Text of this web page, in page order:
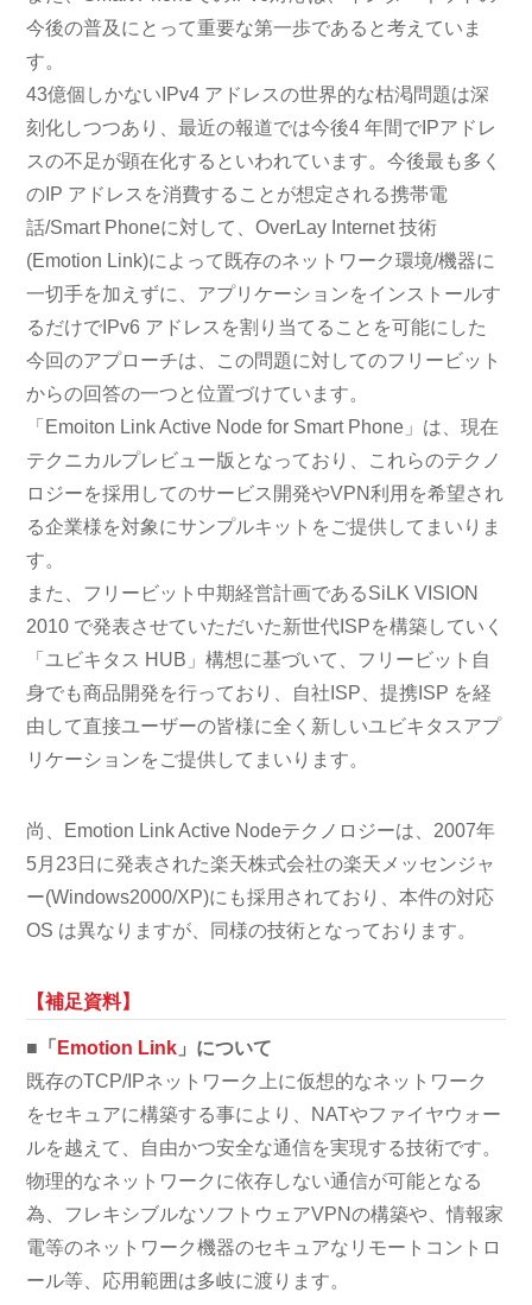
今後の普及にとって重要な第一歩であると考えていま
す。
43億個しかないIPv4 アドレスの世界的な枯渇問題は深
刻化しつつあり、最近の報道では今後4 年間でIPアドレ
スの不足が顕在化するといわれています。今後最も多く
のIP アドレスを消費することが想定される携帯電
話/Smart Phoneに対して、OverLay Internet 技術
(Emotion Link)によって既存のネットワーク環境/機器に
一切手を加えずに、アプリケーションをインストールす
るだけでIPv6 アドレスを割り当てることを可能にした
今回のアプローチは、この問題に対してのフリービット
からの回答の一つと位置づけています。
「Emoiton Link Active Node for Smart Phone」は、現在
テクニカルプレビュー版となっており、これらのテクノ
ロジーを採用してのサービス開発やVPN利用を希望され
る企業様を対象にサンプルキットをご提供してまいりま
す。
また、フリービット中期経営計画であるSiLK VISION
2010 で発表させていただいた新世代ISPを構築していく
「ユビキタス HUB」構想に基づいて、フリービット自
身でも商品開発を行っており、自社ISP、提携ISP を経
由して直接ユーザーの皆様に全く新しいユビキタスアプ
リケーションをご提供してまいります。
尚、Emotion Link Active Nodeテクノロジーは、2007年
5月23日に発表された楽天株式会社の楽天メッセンジャ
ー(Windows2000/XP)にも採用されており、本件の対応
OS は異なりますが、同様の技術となっております。
【補足資料】
■「 Emotion Link 」について
既存のTCP/IPネットワーク上に仮想的なネットワーク
をセキュアに構築する事により、NATやファイヤウォー
ルを越えて、自由かつ安全な通信を実現する技術です。
物理的なネットワークに依存しない通信が可能となる
為、フレキシブルなソフトウェアVPNの構築や、情報家
電等のネットワーク機器のセキュアなリモートコントロ
ール等、応用範囲は多岐に渡ります。